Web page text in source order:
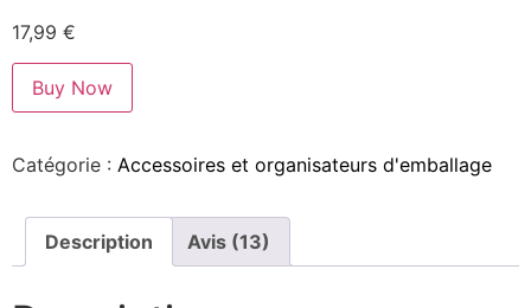
17,99 €
Buy Now
Catégorie : Accessoires et organisateurs d'emballage
Description Avis (13)